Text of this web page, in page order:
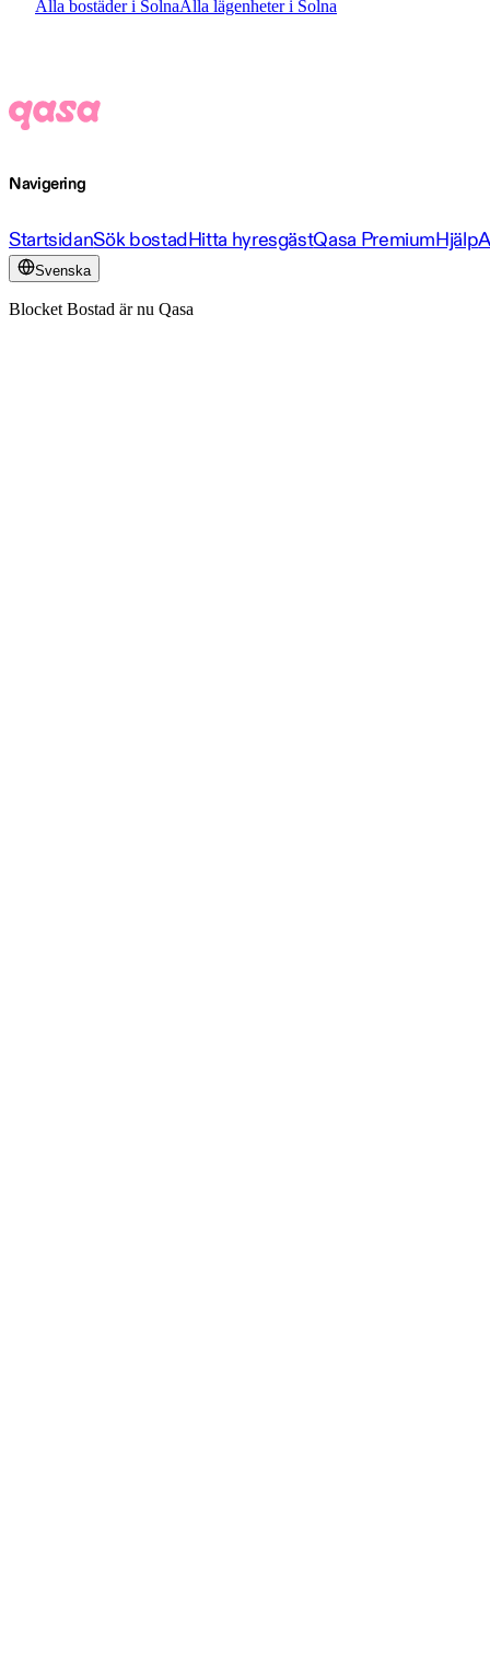
Alla bostäder i SolnaAlla lägenheter i Solna
Navigering
StartsidanSök bostadHitta hyresgästQasa PremiumHjälp
Svenska
Blocket Bostad är nu Qasa